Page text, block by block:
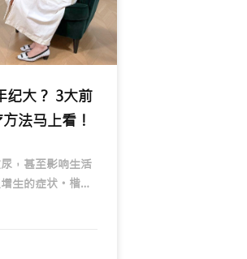
纪大？ 3大前
法马上看！
，甚至影响生活
生的症状。楷和
将为你深入解析